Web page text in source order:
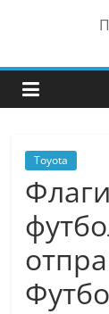
Toyota